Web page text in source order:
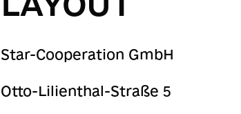
Star-Cooperation GmbH
Otto-Lilienthal-Straße 5